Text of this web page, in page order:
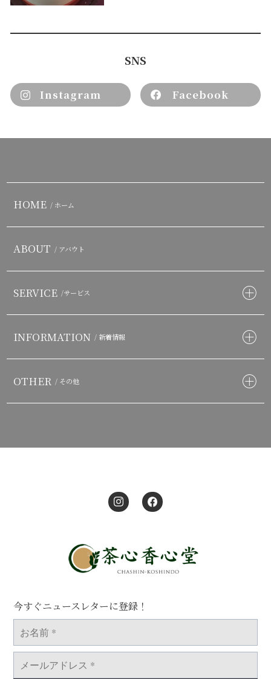
SNS
Instagram Facebook
HOME / ホーム
ABOUT / アバウト
SERVICE /サービス
INFORMATION / 新着情報
OTHER / その他
今すぐニュースレターに登録！
お
*
メ